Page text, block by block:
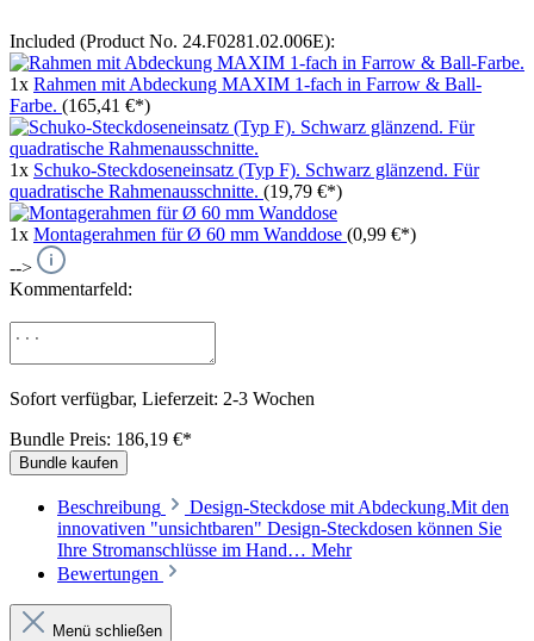
Included (Product No. 24.F0281.02.006E):
1x Rahmen mit Abdeckung MAXIM 1-fach in Farrow & Ball-
Farbe. (165,41 €*)
1x Schuko-Steckdoseneinsatz (Typ F). Schwarz glänzend. Für
quadratische Rahmenausschnitte. (19,79 €*)
1x Montagerahmen für Ø 60 mm Wanddose (0,99 €*)
-->
Kommentarfeld:
Sofort verfügbar, Lieferzeit: 2-3 Wochen
Bundle Preis: 186,19 €*
Bundle kaufen
Beschreibung
Design-Steckdose mit Abdeckung.Mit den
innovativen "unsichtbaren" Design-Steckdosen können Sie
Ihre Stromanschlüsse im Hand… Mehr
Bewertungen
Menü schließen